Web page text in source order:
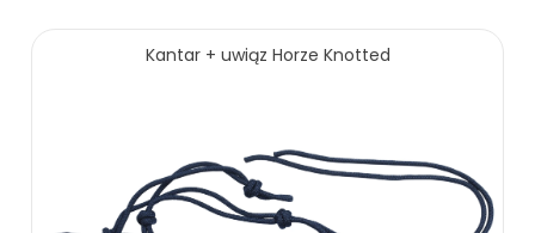
139.00 zł
Kantar + uwiąz Horze Knotted